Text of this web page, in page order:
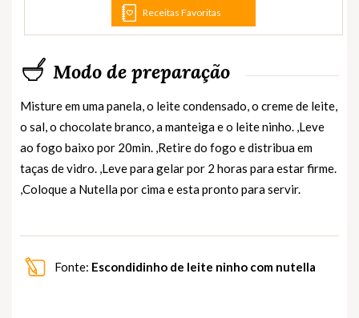
Receitas Favoritas
Modo de preparação
Misture em uma panela, o leite condensado, o creme de leite,
o sal, o chocolate branco, a manteiga e o leite ninho. ,Leve
ao fogo baixo por 20min. ,Retire do fogo e distribua em
taças de vidro. ,Leve para gelar por 2 horas para estar firme.
,Coloque a Nutella por cima e esta pronto para servir.
Fonte: Escondidinho de leite ninho com nutella